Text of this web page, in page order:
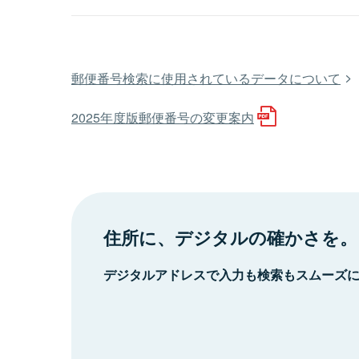
郵便番号検索に使用されているデータについて
2025年度版郵便番号の変更案内
住所に、デジタルの確かさを。
デジタルアドレスで入力も検索もスムーズ